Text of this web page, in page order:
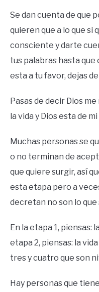
Se dan cuenta de que
quieren que a lo que si
consciente y darte
tus palabras hasta que
esta a tu favor, dejas
Pasas de decir Dios
la vida y Dios esta de mi
Muchas personas se
o no terminan de
que quiere surgir, así
esta etapa pero a
decretan no son lo
En la etapa 1, piensas:
etapa 2, piensas: la
tres y cuatro que son
Hay personas que